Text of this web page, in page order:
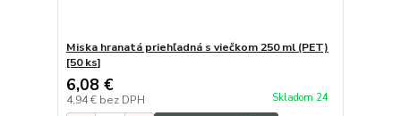
Miska hranatá priehľadná s viečkom 250 ml (PET)
[50 ks]
6,08 €
4,94 € bez DPH Skladom 24